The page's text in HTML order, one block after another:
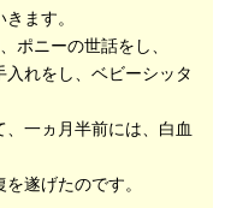
ます。
ポニーの世話をし、
れをし、ベビーシッタ
一ヵ月半前には、白血
遂げたのです。